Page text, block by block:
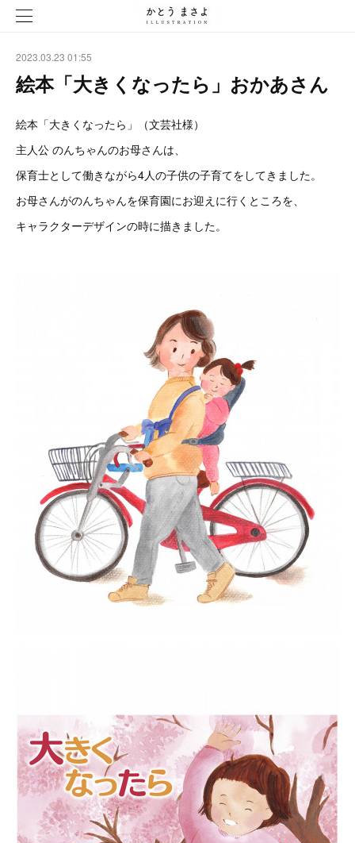
2023.03.23 01:55
絵本「大きくなったら」おかあさん
絵本「大きくなったら」（文芸社様）
主人公 のんちゃんのお母さんは、
保育士として働きながら4人の子供の子育てをしてきました。
お母さんがのんちゃんを保育園にお迎えに行くところを、
キャラクターデザインの時に描きました。